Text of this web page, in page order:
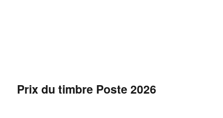
Prix du timbre Poste 2026